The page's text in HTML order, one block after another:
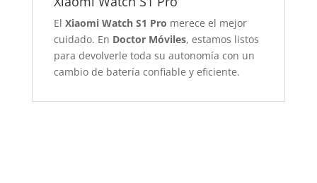
El Xiaomi Watch S1 Pro merece el mejor
cuidado. En Doctor Móviles, estamos listos
para devolverle toda su autonomía con un
cambio de batería confiable y eficiente.